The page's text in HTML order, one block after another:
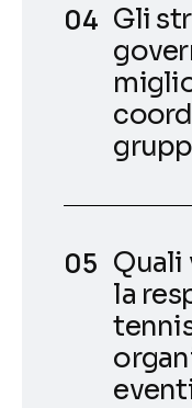
Gli
Quali
la